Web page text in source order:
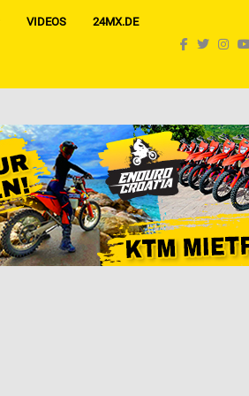
VIDEOS 24MX.DE